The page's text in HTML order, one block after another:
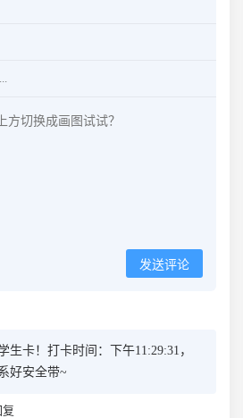
发送评论
生卡！打卡时间：下午11:29:31，
好安全带~
复